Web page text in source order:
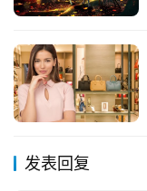
发表回复